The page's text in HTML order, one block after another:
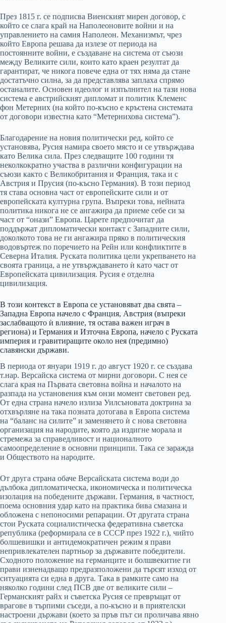
През 1815 г. се подписва Виенският мирен договор, с
който се слага край на Наполеоновите войни и на
управлението на самия Наполеон. Механизмът, чрез
който Европа решава да излезе от периода на
постоянните войни, е създаване на система от съюзи
между Великите сили, които като краен резултат да
гарантират, че никога повече една от тях няма да стане
достатъчно силна, за да представлява заплаха спрямо
останалите. Основен идеолог и изпълнител на тази нова
система е австрийският дипломат и политик Клеменс
фон Метерних (на който по-късно е кръстена системата
от договори известна като “Метернихова система”).
Благодарение на новия политически ред, който се
установява, Русия намира своето място и се утвърждава
като Велика сила. През следващите 100 години тя
неколкократно участва в различни конфигурации на
съюзи както с Великобритания и Франция, така и с
Австрия и Прусия (по-късно Германия). В този период
тя става основна част от европейските сили и от
европейската културна група. Въпреки това, нейната
политика никога не се ангажира да приеме себе си за
част от “онази” Европа. Царете предпочитат да
поддържат дипломатически контакт с Западните сили,
доколкото това не ги ангажира пряко в политическия
водовъртеж по поречието на Рейн или конфликтите в
Северна Италия. Руската политика цели укрепването на
своята граница, а не утвърждаването ѝ като част от
Европейската цивилизация. Русия е отделна
цивилизация.
В този контекст в Европа се установяват два свята –
Западна Европа начело с Франция, Австрия (въпреки
заслабващото ѝ влияние, тя остава важен играч в
региона) и Германия и Източна Европа, начело с Руската
империя и гравитиращите около нея (предимно)
славянски държави.
В периода от януари 1919 г. до август 1920 г. се създава
т.нар. Версайска система от мирни договори. С нея се
слага края на Първата световна война и началото на
разпада на установения към онзи момент световен ред.
От една страна начело излиза Уилсъновата доктрина за
отхвърляне на така позната дотогава в Европа система
на “баланс на силите” и заменянето ѝ с нова световна
организация на народите, която да издигне морала и
стремежа за справедливост и националното
самоопределение в основни принципи. Така се заражда
и Обществото на народите.
От друга страна обаче Версайската система води до
дълбока дипломатическа, икономическа и политическа
изолация на победените държави. Германия, в частност,
поема основния удар като на практика бива смазана и
обложена с непоносими репарации. От другата страна
стои Руската социалистическа федеративна съветска
република (реформирала се в СССР през 1922 г.), чийто
болшевишки и антидемократичен режим я прави
непривлекателен партньор за държавите победители.
Сходното положение на германците и болшвекитие ги
прави изненадващо предразположени да търсят изход от
ситуацията си една в друга. Така в рамките само на
няколко години след ПСВ две от великите сили –
Германският райх и съветска Русия се превръщат от
врагове в търпими съседи, а по-късно и в приятелски
настроени държави (което за пръв път си проличава явно